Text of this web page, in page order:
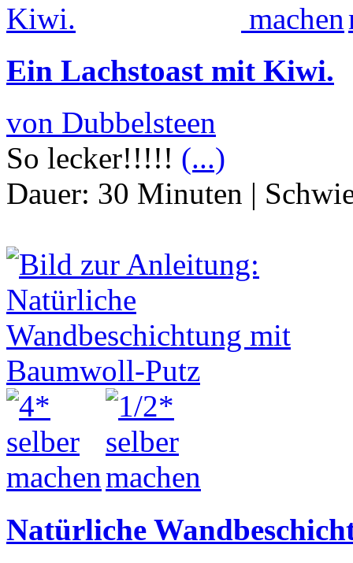
Ein Lachstoast mit Kiwi.
von Dubbelsteen
So lecker!!!!! (...)
Dauer: 30 Minuten |
Natürliche